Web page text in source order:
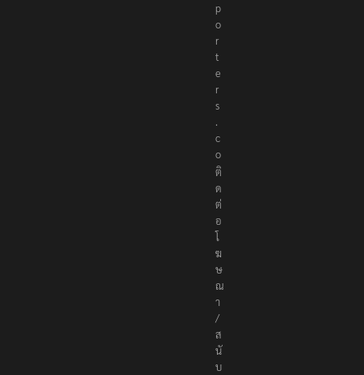
o
r
t
e
r
s
.
c
o
ติ
ด
ต่
อ
โ
ฆ
ษ
ณ
า
/
ส
นั
บ
ส